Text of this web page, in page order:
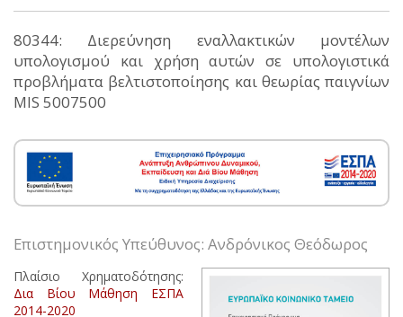
80344: Διερεύνηση εναλλακτικών μοντέλων
υπολογισμού και χρήση αυτών σε υπολογιστικά
προβλήματα βελτιστοποίησης και θεωρίας παιγνίων
MIS 5007500
Επιστημονικός Υπεύθυνος: Ανδρόνικος Θεόδωρος
Πλαίσιο Χρηματοδότησης:
Δια Βίου Μάθηση ΕΣΠΑ
2014-2020